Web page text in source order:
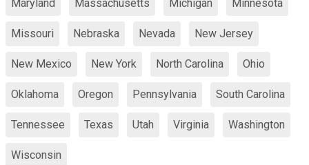
Maryland Massachusetts Michigan Minnesota
Missouri Nebraska Nevada New Jersey
New Mexico New York North Carolina Ohio
Oklahoma Oregon Pennsylvania South Carolina
Tennessee Texas Utah Virginia Washington
Wisconsin